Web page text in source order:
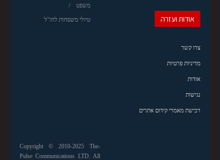
משפט
טיולי משפחות לחו"ל אודות ועזרה
צרו קשר
מדיניות פרטיות
אודות
נגישות
רכישת מאמרי קידום אתרים
Copyright © 2010-2025 The-
Pulse Communications LTD. All